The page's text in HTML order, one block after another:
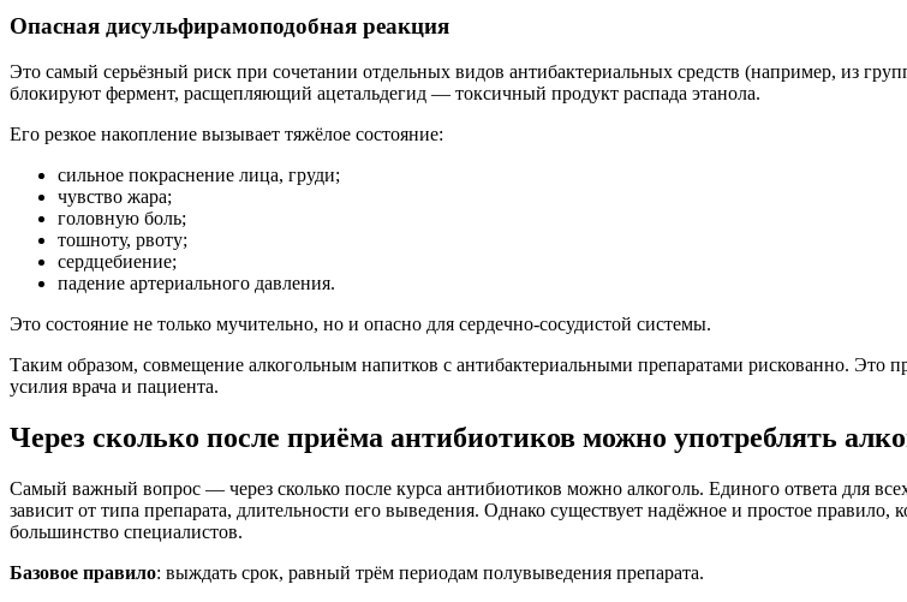
Опасная дисульфирамоподобная реакция
Это самый серьёзный риск при сочетании отдельных видов антибактериальных средств (например, из
блокируют фермент, расщепляющий ацетальдегид — токсичный продукт распада этанола.
Его резкое накопление вызывает тяжёлое состояние:
сильное покраснение лица, груди;
чувство жара;
головную боль;
тошноту, рвоту;
сердцебиение;
падение артериального давления.
Это состояние не только мучительно, но и опасно для сердечно-сосудистой системы.
Таким образом, совмещение алкогольным напитков с антибактериальными препаратами рискованно. Это
усилия врача и пациента.
Через сколько после приёма антибиотиков можно употреблять
Самый важный вопрос — через сколько после курса антибиотиков можно алкоголь. Единого ответа для
зависит от типа препарата, длительности его выведения. Однако существует надёжное и простое правило,
большинство специалистов.
Базовое правило: выждать срок, равный трём периодам полувыведения препарата.